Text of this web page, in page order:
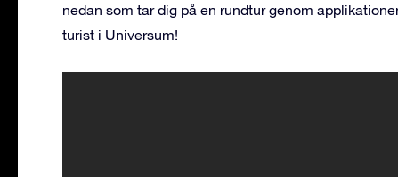
nedan som tar dig på en rundtur genom
turist i Universum!